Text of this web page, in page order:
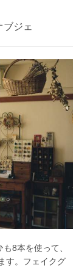
ジェ
8本を使って、
す。フェイクグ